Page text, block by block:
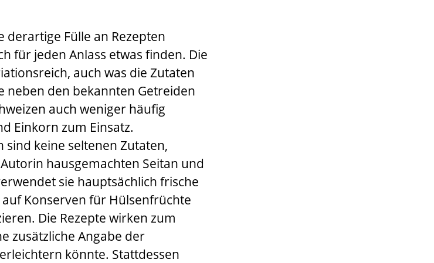
derartige Fülle an Rezepten
für jeden Anlass etwas finden. Die
auch was die Zutaten
neben den bekannten Getreiden
auch weniger häufig
Einkorn zum Einsatz.
keine seltenen Zutaten,
hausgemachten Seitan und
sie hauptsächlich frische
Konserven für Hülsenfrüchte
Die Rezepte wirken zum
zusätzliche Angabe der
könnte. Stattdessen